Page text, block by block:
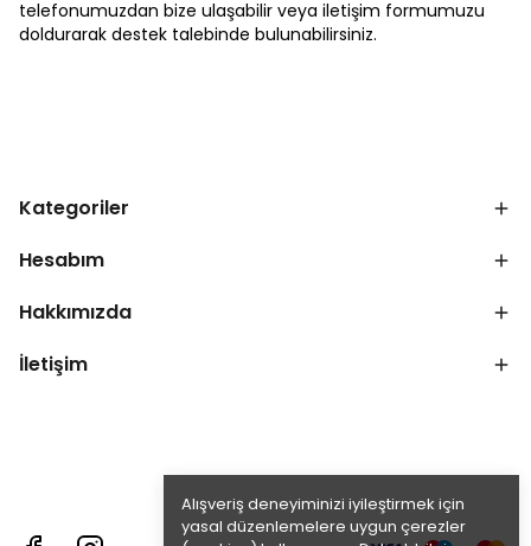
Alışveriş deneyiminizi iyileştirmek için
yasal düzenlemelere uygun çerezler
telefonumuzdan bize ulaşabilir veya iletişim formumuzu
doldurarak destek talebinde bulunabilirsiniz.
Kategoriler
Hesabım
Hakkımızda
İletişim